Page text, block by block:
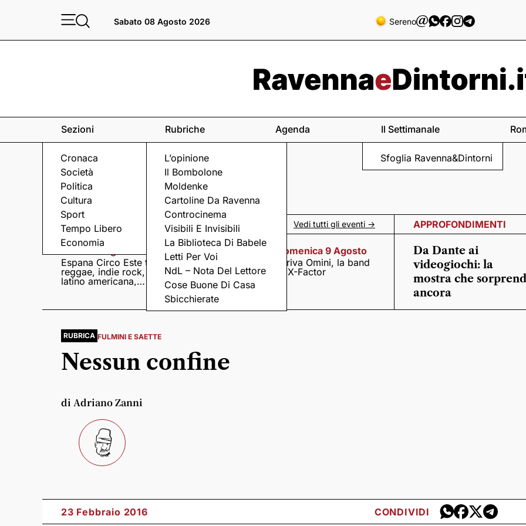
Sabato 08 Agosto 2026 Sereno
Sezioni
Cronaca
Società
Politica
Cultura
Sport
Tempo Libero
Economia
Rubriche
L’opinione
Il Bombolone
Moldenke
Cartoline Da Ravenna
Controcinema
Visibili E Invisibili
La Biblioteca Di Babele
Letti Per Voi
NdL – Nota Del Lettore
Cose Buone Di Casa
Sbicchierate
Agenda Il Settimanale
Sfoglia Ravenna&Dintorni
Eventi a Ravenna e dintorni Vedi tutti gli eventi ->
Espana Circo Este tra
reggae, indie rock,
latino americana,
Domenica 9 Agosto
Hernandez &
Sampedro presentano
il nuovo album
Lumina
Domenica 9 Agosto
Arriva Omini, la band
di X-Factor
APPROFONDIMENTI
Da Dante ai
videogiochi: la
mostra che
ancora
RUBRICA FULMINI E SAETTE
Nessun confine
di Adriano Zanni
23 Febbraio 2016 CONDIVIDI